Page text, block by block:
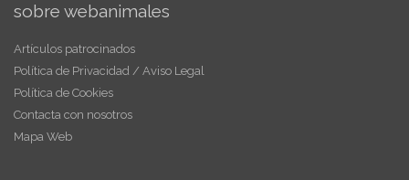
sobre webanimales
Artículos patrocinados
Política de Privacidad / Aviso Legal
Política de Cookies
Contacta con nosotros
Mapa Web